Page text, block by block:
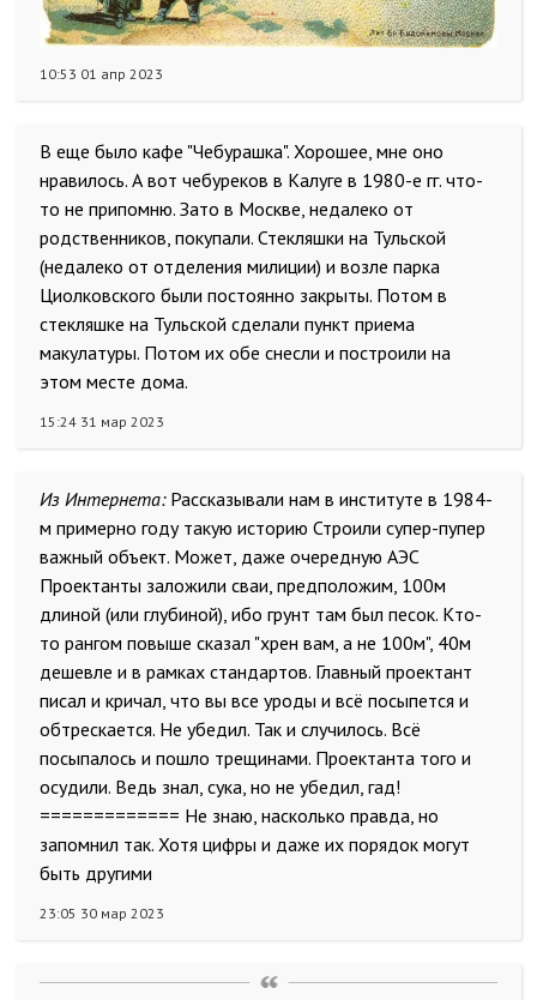
10:53 01 апр 2023
В еще было кафе "Чебурашка". Хорошее, мне оно
нравилось. А вот чебуреков в Калуге в 1980-е гг. что-
то не припомню. Зато в Москве, недалеко от
родственников, покупали. Стекляшки на Тульской
(недалеко от отделения милиции) и возле парка
Циолковского были постоянно закрыты. Потом в
стекляшке на Тульской сделали пункт приема
макулатуры. Потом их обе снесли и построили на
этом месте дома.
15:24 31 мар 2023
Из Интернета:Рассказывали нам в институте в 1984-
м примерно году такую историю Строили супер-пупер
важный объект. Может, даже очередную АЭС
Проектанты заложили сваи, предположим, 100м
длиной (или глубиной), ибо грунт там был песок. Кто-
то рангом повыше сказал "хрен вам, а не 100м", 40м
дешевле и в рамках стандартов. Главный проектант
писал и кричал, что вы все уроды и всё посыпется и
обтрескается. Не убедил. Так и случилось. Всё
посыпалось и пошло трещинами. Проектанта того и
осудили. Ведь знал, сука, но не убедил, гад!
============= Не знаю, насколько правда, но
запомнил так. Хотя цифры и даже их порядок могут
быть другими
23:05 30 мар 2023